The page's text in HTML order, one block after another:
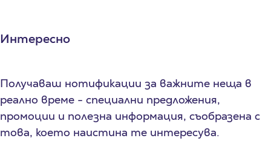
Интересно
Получаваш нотификации за важните неща в
реално време - специални предложения,
промоции и полезна информация, съобразена с
това, което наистина те интересува.